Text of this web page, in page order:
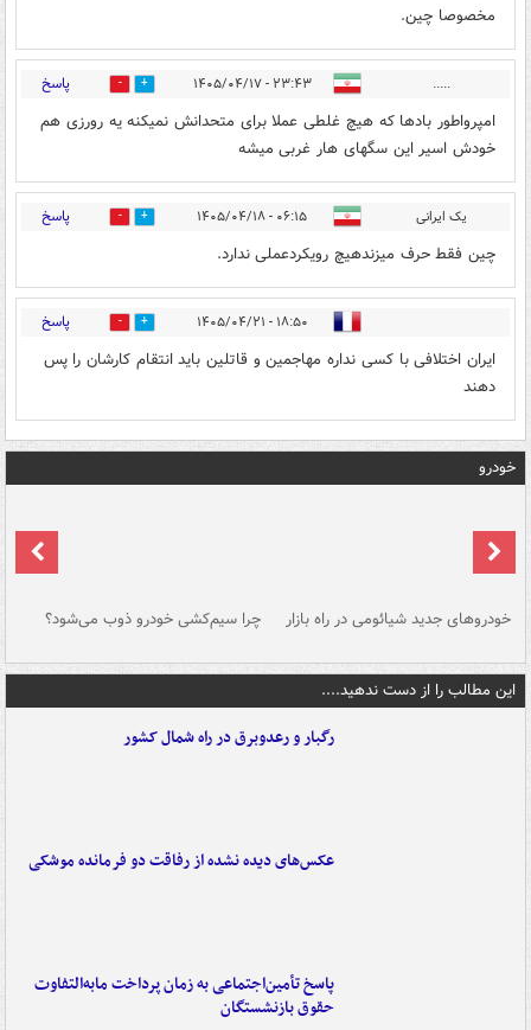
مخصوصا چین.
..... ۲۳:۴۳ - ۱۴۰۵/۰۴/۱۷ 0 پاسخ
امپرواطور بادها که هیچ غلطی عملا برای متحدانش نمیکنه یه رورزی هم
خودش اسیر این سگهای هار غربی میشه
یک ایرانی ۰۶:۱۵ - ۱۴۰۵/۰۴/۱۸ 0 پاسخ
چین فقط حرف میزندهیچ رویکردعملی ندارد.
۱۸:۵۰ - ۱۴۰۵/۰۴/۲۱ 0 پاسخ
ایران اختلافی با کسی نداره مهاجمین و قاتلین باید انتقام کارشان را پس
دهند
خودرو
خودروهای جدید شیائومی در راه بازار چرا سیم‌کشی خودرو ذوب می‌شود؟
این مطالب را از دست ندهید....
رگبار و رعدوبرق در راه شمال کشور
عکس‌های دیده نشده از رفاقت دو فرمانده‌ موشکی
پاسخ تأمین‌اجتماعی به زمان پرداخت مابه‌التفاوت
حقوق بازنشستگان